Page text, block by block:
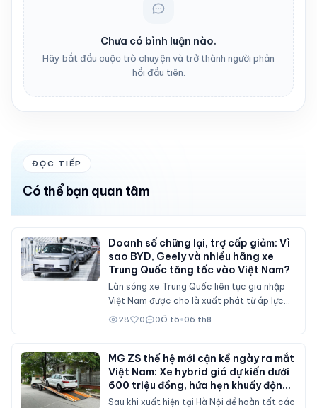
Chưa có bình luận nào.
Hãy bắt đầu cuộc trò chuyện và trở thành người phản
hồi đầu tiên.
ĐỌC TIẾP
Có thể bạn quan tâm
Doanh số chững lại, trợ cấp giảm: Vì
sao BYD, Geely và nhiều hãng xe
Trung Quốc tăng tốc vào Việt Nam?
Làn sóng xe Trung Quốc liên tục gia nhập
Việt Nam được cho là xuất phát từ áp lực
doanh số tại thị trường nội địa, nơi sức mua
28 0 0Ô tô•06 th8
MG ZS thế hệ mới cận kề ngày ra mắt
Việt Nam: Xe hybrid giá dự kiến dưới
600 triệu đồng, hứa hẹn khuấy động
phân khúc SUV cỡ B
Sau khi xuất hiện tại Hà Nội để hoàn tất các